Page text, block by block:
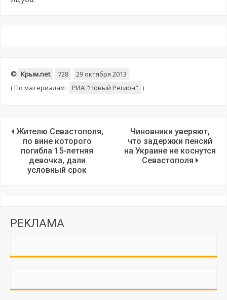
© Крым.net 728
29 октября 2013
(По материалам : РИА "Новый Регион" )
Жителю Севастополя,
по вине которого
погибла 15-летняя
девочка, дали
условный срок
Чиновники уверяют,
что задержки пенсий
на Украине не коснутся
Севастополя
РЕКЛАМА